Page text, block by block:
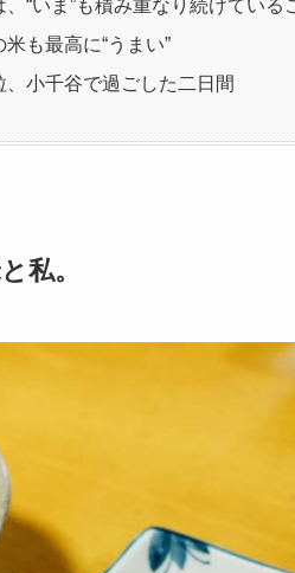
“いま”も積み重なり続けている
も最高に“うまい”
小千谷で過ごした二日間
私。